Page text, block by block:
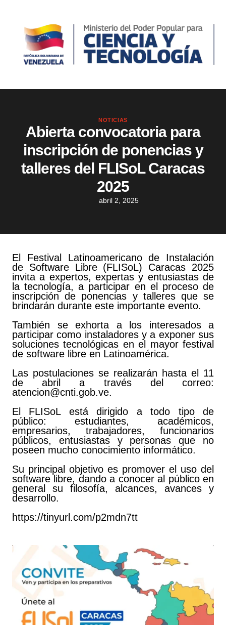
NOTICIAS
Abierta convocatoria para
inscripción de ponencias y
talleres del FLISoL Caracas
2025
abril 2, 2025
El Festival Latinoamericano de Instalación
de Software Libre (FLISoL) Caracas 2025
invita a expertos, expertas y entusiastas de
la tecnología, a participar en el proceso de
inscripción de ponencias y talleres que se
brindarán durante este importante evento.
También se exhorta a los interesados a
participar como instaladores y a exponer sus
soluciones tecnológicas en el mayor festival
de software libre en Latinoamérica.
Las postulaciones se realizarán hasta el 11
de abril a través del correo:
atencion@cnti.gob.ve.
El FLISoL está dirigido a todo tipo de
público: estudiantes, académicos,
empresarios, trabajadores, funcionarios
públicos, entusiastas y personas que no
poseen mucho conocimiento informático.
Su principal objetivo es promover el uso del
software libre, dando a conocer al público en
general su filosofía, alcances, avances y
desarrollo.
https://tinyurl.com/p2mdn7tt